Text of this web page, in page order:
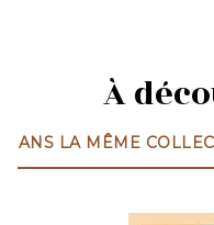
À
DANS LA MÊME